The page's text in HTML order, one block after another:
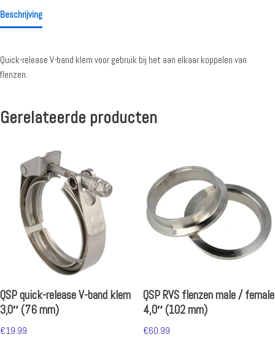
Beschrijving
Quick-release V-band klem voor gebruik bij het aan elkaar koppelen van
flenzen.
Gerelateerde producten
QSP quick-release V-band klem
3,0″ (76 mm)
€19.99
QSP RVS flenzen male / female
4,0″ (102 mm)
€60.99